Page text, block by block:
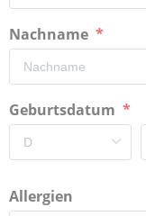
Nachname
Geburtsdatum
Allergien